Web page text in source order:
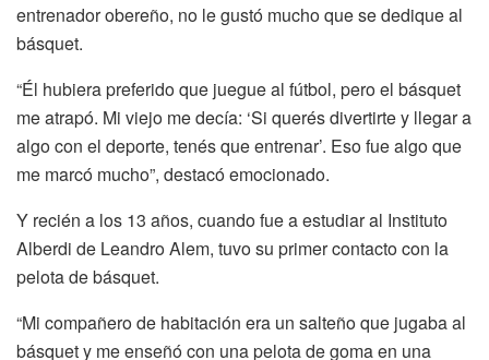
entrenador obereño, no le gustó mucho que se dedique al
básquet.
“Él hubiera preferido que juegue al fútbol, pero el básquet
me atrapó. Mi viejo me decía: ‘Si querés divertirte y llegar a
algo con el deporte, tenés que entrenar’. Eso fue algo que
me marcó mucho”, destacó emocionado.
Y recién a los 13 años, cuando fue a estudiar al Instituto
Alberdi de Leandro Alem, tuvo su primer contacto con la
pelota de básquet.
“Mi compañero de habitación era un salteño que jugaba al
básquet y me enseñó con una pelota de goma en una